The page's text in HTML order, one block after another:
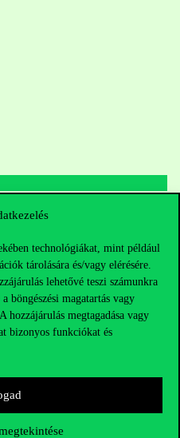
technológiákat, mint például
tárolására és/vagy elérésére.
lehetővé teszi számunkra
böngészési magatartás vagy
hozzájárulás megtagadása vagy
bizonyos funkciókat és